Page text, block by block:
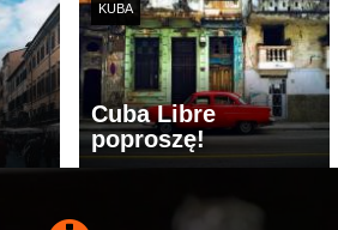
KUBA
Cuba Libre
poproszę!